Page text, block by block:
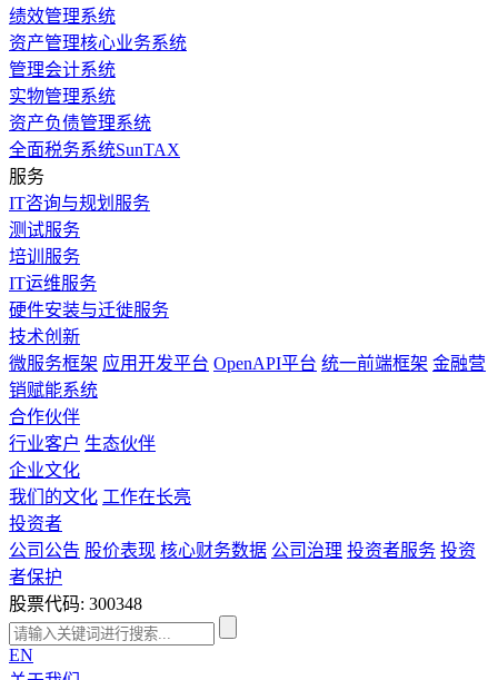
绩效管理系统
资产管理核心业务系统
管理会计系统
实物管理系统
资产负债管理系统
全面税务系统SunTAX
服务
IT咨询与规划服务
测试服务
培训服务
IT运维服务
硬件安装与迁徙服务
技术创新
微服务框架 应用开发平台 OpenAPI平台 统一前端框架 金融营
销赋能系统
合作伙伴
行业客户 生态伙伴
企业文化
我们的文化 工作在长亮
投资者
公司公告 股价表现 核心财务数据 公司治理 投资者服务 投资
者保护
股票代码: 300348
EN